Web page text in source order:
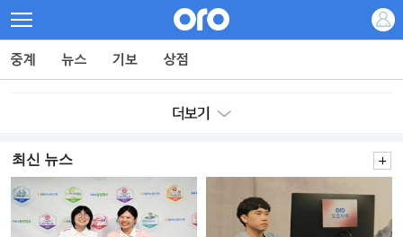
최신 뉴스